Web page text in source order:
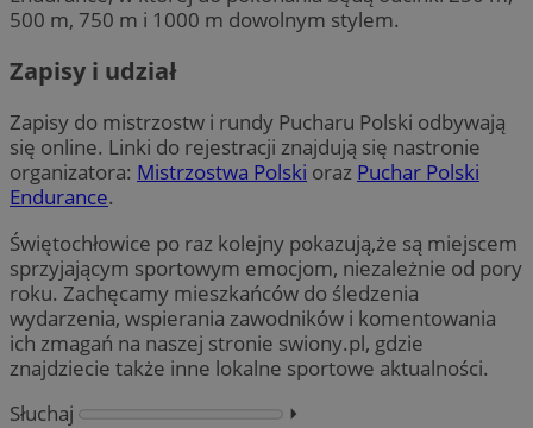
500 m, 750 m i 1000 m dowolnym stylem.
Zapisy i udział
Zapisy do mistrzostw i rundy Pucharu Polski odbywają
się online. Linki do rejestracji znajdują się nastronie
organizatora: Mistrzostwa Polski oraz Puchar Polski
Endurance.
Świętochłowice po raz kolejny pokazują,że są miejscem
sprzyjającym sportowym emocjom, niezależnie od pory
roku. Zachęcamy mieszkańców do śledzenia
wydarzenia, wspierania zawodników i komentowania
ich zmagań na naszej stronie swiony.pl, gdzie
znajdziecie także inne lokalne sportowe aktualności.
Słuchaj
⏵︎